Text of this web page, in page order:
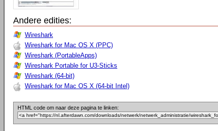
Andere edities:
Wireshark
Wireshark for Mac OS X (PPC)
Wireshark (PortableApps)
Wireshark Portable for U3-Sticks
Wireshark (64-bit)
Wireshark for Mac OS X (64-bit Intel)
HTML code om naar deze pagina te linken: